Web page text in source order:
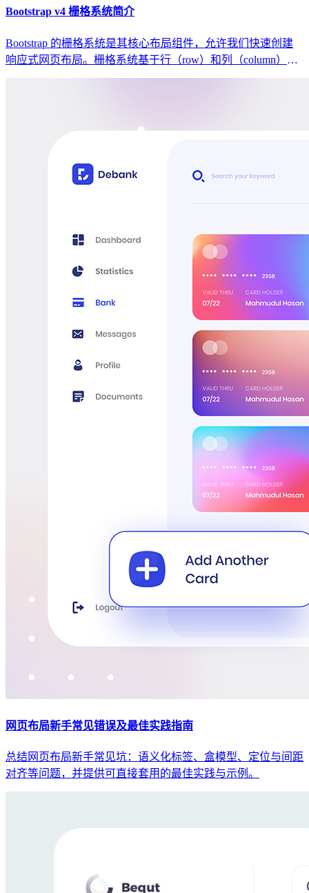
Bootstrap v4 栅格系统简介
Bootstrap 的栅格系统是其核心布局组件，允许我们快速创建
响应式网页布局。栅格系统基于行（row）和列（column）的
概念，通过灵活使用这些组件，我们可以轻松实现不同屏幕尺
网页布局新手常见错误及最佳实践指南
总结网页布局新手常见坑：语义化标签、盒模型、定位与间距
对齐等问题，并提供可直接套用的最佳实践与示例。